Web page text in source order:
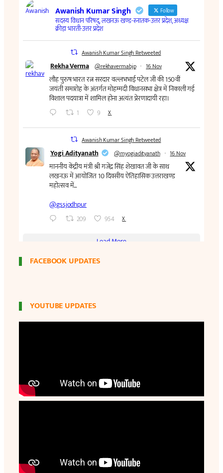
FACEBOOK UPDATES
YOUTUBE UPDATES